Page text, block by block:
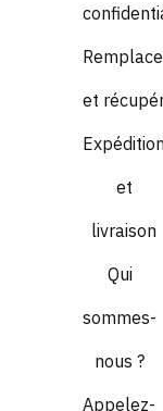
et
Expédition
et
livraison
Qui
sommes-
nous ?
Appelez-